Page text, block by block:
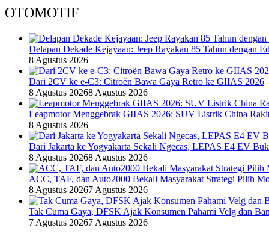
OTOMOTIF
Delapan Dekade Kejayaan: Jeep Rayakan 85 Tahun dengan
8 Agustus 2026
Dari 2CV ke e-C3: Citroën Bawa Gaya Retro ke GIIAS 2026
8 Agustus 20268 Agustus 2026
Leapmotor Menggebrak GIIAS 2026: SUV Listrik China
8 Agustus 2026
Dari Jakarta ke Yogyakarta Sekali Ngecas, LEPAS E4 EV
8 Agustus 20268 Agustus 2026
ACC, TAF, dan Auto2000 Bekali Masyarakat Strategi Pilih
8 Agustus 20267 Agustus 2026
Tak Cuma Gaya, DFSK Ajak Konsumen Pahami Velg dan
7 Agustus 20267 Agustus 2026